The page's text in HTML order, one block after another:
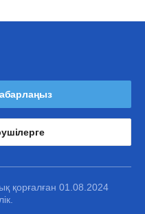
қорғалған 01.08.2024